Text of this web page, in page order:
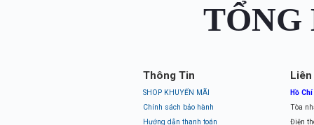
Thông Tin
SHOP KHUYẾN MÃI
Chính sách bảo hành
Hướng dẫn thanh toán
Liên
Hồ
Tòa
Điện